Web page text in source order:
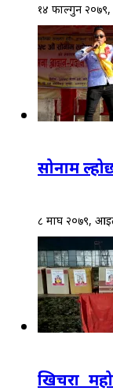
१४ फाल्गुन
सोनाम
८ माघ २०७९,
खिचरा